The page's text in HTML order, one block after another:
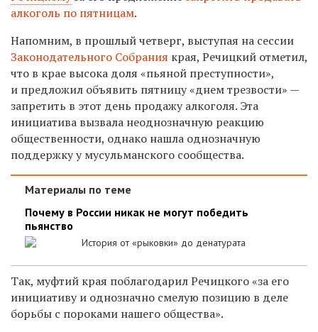
алкоголь по пятницам.
Напомним, в прошлый четверг, выступая на сессии
Законодательного Собрания края, Речицкий отметил,
что в крае высока доля «пьяной преступности»,
и предложил объявить пятницу «днем трезвости» —
запретить в этот день продажу алкоголя. Эта
инициатива вызвала неоднозначную реакцию
общественности, однако нашла однозначную
поддержку у мусульманского сообщества.
Материалы по теме
Почему в России никак не могут победить
пьянство
История от «рыковки» до денатурата
Так, муфтий края поблагодарил Речицкого «за его
инициативу и однозначно смелую позицию в деле
борьбы с пороками нашего общества».